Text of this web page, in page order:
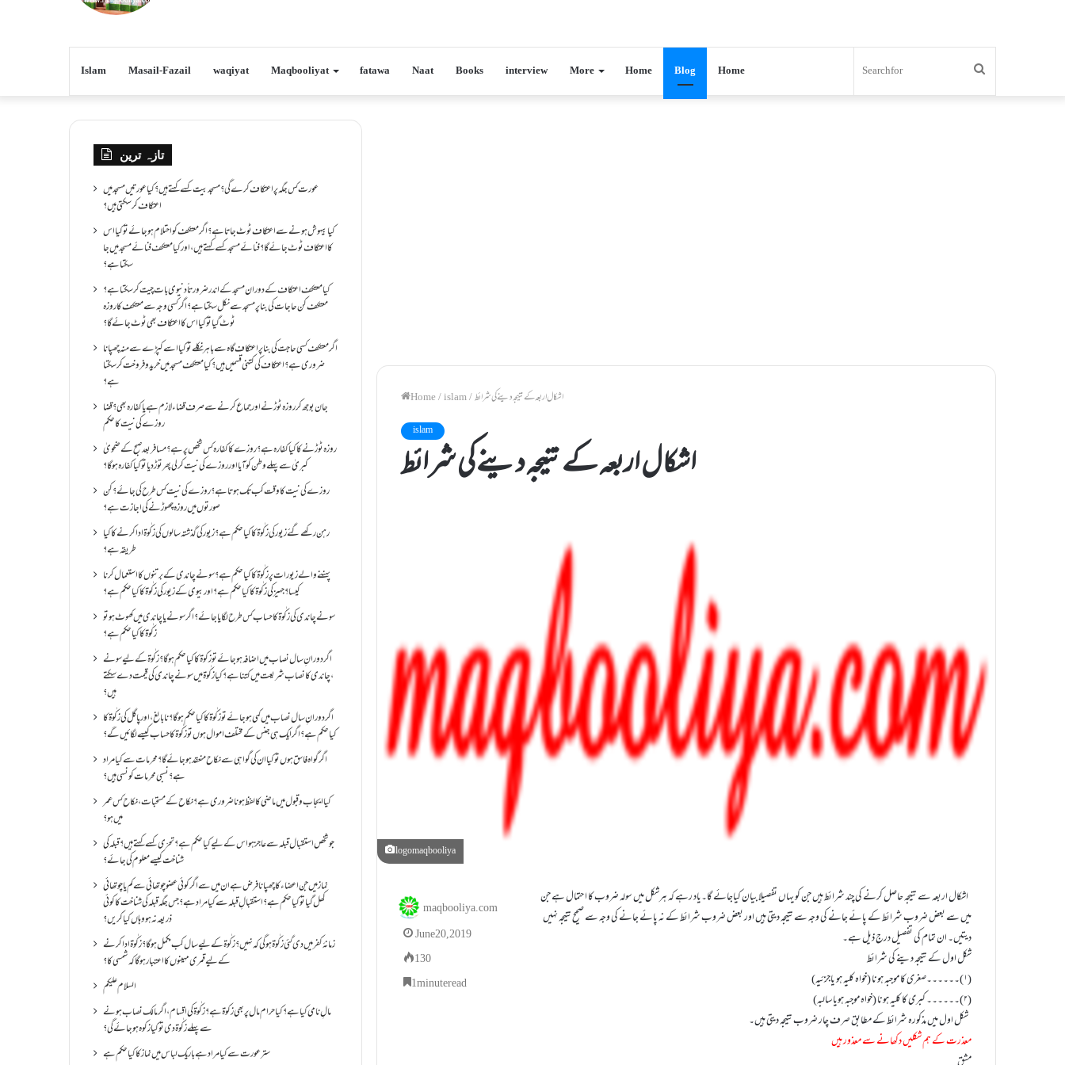
Islam Masail-Fazail waqiyat Maqbooliyat fatawa Naat Books interview More Home Blog Home
Home/islam/اشکال اربعہ کے نتیجہ دینے کی شرائط
islam
اشکال اربعہ کے نتیجہ دینے کی شرائط
logomaqbooliya
اشکال اربعہ سے نتیجہ حاصل کرنے کی چند شرائط ہیں جن کو یہاں تفصیلا بیان کیاجائے گا۔یاد رہے کہ ہرشکل میں سولہ ضروب کا احتمال ہے جن
میں سے بعض ضروب شرائط کے پائے جانے کی وجہ سے نتیجہ دیتی ہیں اور بعض ضروب شرائط کے نہ پائے جانے کی وجہ سے صحیح نتیجہ نہیں
دیتیں۔ ان تمام کی تفصیل درج ذیل ہے۔
شکل اول کے نتیجہ دینے کی شرائط
(۱)۔۔۔۔۔۔صغری کا موجبہ ہونا (خواہ کلیہ ہو یاجزئیہ)
(۲)۔۔۔۔۔۔ کبری کا کلیہ ہونا (خواہ موجبہ ہویا سالبہ)
شکل اول میں مذکورہ شرائط کے مطابق صرف چار ضروب نتیجہ دیتی ہیں۔
معذرت کے ہم شکلیں دکھانے سے معذور ہیں
maqbooliya.com
June 20, 2019
130
1 minute read
تازہ ترین
عورت کس جگہ پر اعتکاف کرے گی؟مسجد بیت کسے کہتے ہیں؟کیا عورتیں مسجد میں
اعتکاف کر سکتی ہیں؟
کیا بیہوش ہونے سے اعتکاف ٹوٹ جاتا ہے؟ اگر معتکف کو احتلام ہو جائے تو کیا اس
کا اعتکاف ٹوٹ جائے گا؟فنائے مسجد کسے کہتے ہیں ، اور کیا معتکف فنائے مسجد میں جا
سکتا ہے؟
کیا معتکف اعتکاف کے دوران مسجد کے اندر ضرورتاً دنیوی بات چیت کر سکتا ہے؟
معتکف کن حاجات کی بنا پر مسجد سے نکل سکتا ہے؟ اگر کسی وجہ سے معتکف کا روزہ
ٹوٹ گیا تو کیا اس کا اعتکاف بھی ٹوٹ جائے گا؟
اگر معتکف کسی حاجت کی بنا پر اعتکاف گاہ سے باہر نکلے تو کیا اسے کپڑے سے منہ چھپانا
ضروری ہے؟اعتکاف کی کتنی قسمیں ہیں؟کیا معتکف مسجد میں خرید و فروخت کر سکتا
ہے؟
جان بوجھ کر روزہ ٹوڑنے اور جماع کرنے سے صرف قضاء لازم ہے یا کفارہ بھی؟ قضا
روزے کی نیت کا حکم
روزہ ٹوڑنے کا کیا کفارہ ہے؟روزے کا کفارہ کس شخص پر ہے؟ مسافر بعد صبح کے ضحویٰ
کبریٰ سے پہلے وطن کو آیا اور روزے کی نیت کر لی پھر توڑ دیا تو کیا کفارہ ہو گا؟
روزے کی نیت کا وقت کب تک ہوتا ہے؟ روزے کی نیت کس طرح کی جائے؟ کن
صورتوں میں روزہ چھوڑنے کی اجازت ہے؟
رہن رکھے گئے زیور کی زکٰوۃ کا کیا حکم ہے؟زیور کی گذشتہ سالوں کی زکٰوۃ ادا کرنے کا کیا
طریقہ ہے؟
پہننے والے زیورات پر زکٰوۃ کا کیا حکم ہے؟ سونے چاندی کے برتنوں کا استعمال کرنا
کیسا؟ جہیز کی زکٰوۃ کا کیا حکم ہے؟ اور بیوی کے زیور کی زکٰوۃ کا کیا حکم ہے؟
سونے چاندی کی زکٰوۃ کا حساب کس طرح لگایا جائے؟ اگر سونے یا چاندی میں کھوٹ ہو تو
زکٰوۃ کا کیا حکم ہے؟
اگر دورانِ سال نصاب میں اضافہ ہو جائے تو زکوۃ کا کیا حکم ہو گا؟ زکٰوۃ کے لیے سونے
،چاندی کا نصاب شریعت میں کتنا ہے؟ کیا زکٰوۃ میں سونے چاندی کی قیمت دے سکتے
ہیں؟
اگر دورانِ سال نصاب میں کمی ہو جائے تو زکٰوۃ کا کیا حکم ہو گا؟ نا بالغ ، اور پاگل کی زکٰوۃ کا
کیا حکم ہے؟ اگر ایک ہی جنس کے مختلف اموال ہوں تو زکٰوۃ کا حساب کیسے لگائیں گے؟
اگر گواہ فاسق ہوں تو کیا ان کی گواہی سے نکاح منعقد ہو جائے گا؟ محرمات سے کیا مراد
ہے؟ نسبی محرمات کونسی ہیں؟
کیا ایجاب و قبول میں ماضی کا لفظ ہونا ضروری ہے؟ نکاح کے مستحبات، نکاح کس عمر
میں ہو؟
جو شخص استقبال قبلہ سے عاجز ہو اس کے لیے کیا حکم ہے؟ تحرّی کسے کہتے ہیں؟ قبلہ کی
شناخت کیسے معلوم کی جائے؟
نماز میں جن اعضاء کا چھپانا فرض ہے ان میں سے اگر کوئی عضو چوتھائی سے کم یا چوتھائی
کھل گیا تو کیا حکم ہے؟استقبالِ قبلہ سے کیا مراد ہے؟جس جگہ قبلہ کی شناخت کا کوئی
ذریعہ نہ ہو وہاں کیا کریں؟
زمانۂ کفر میں دی گئی زکٰوۃ ہو گی کہ نہیں؟زکٰوۃ کے لیے سال کب مکمل ہو گا؟زکٰوۃ ادا کرنے
کے لیے قمری مہینوں کا اعتبار ہو گا کہ شمسی کا؟
السلام علیکم
مالِ نامی کیا ہے؟ کیا حرام مال پر بھی زکوۃ ہے؟ زکٰوۃ کی اقسام ،اگر مالک نصاب ہونے
سے پہلے زکٰوۃ دی تو کیا زکوه ہو جائےگی؟
ستر عورت سے کیا مراد ہے باریک لباس میں نماز کا کیا حکم ہے